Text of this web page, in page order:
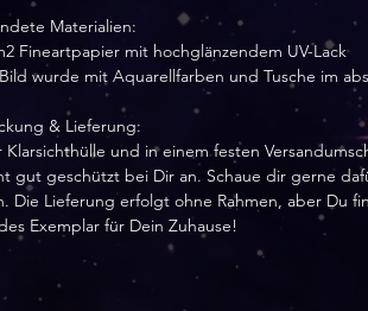
Materialien:
Fineartpapier mit hochglänzendem UV-Lack
wurde mit Aquarellfarben und Tusche im
& Lieferung:
Klarsichthülle und in einem festen
gut geschützt bei Dir an. Schaue dir gerne
Die Lieferung erfolgt ohne Rahmen, aber Du
Exemplar für Dein Zuhause!